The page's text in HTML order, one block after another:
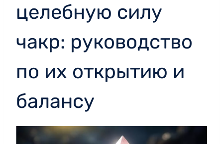
целебную силу
чакр: руководство
по их открытию и
балансу